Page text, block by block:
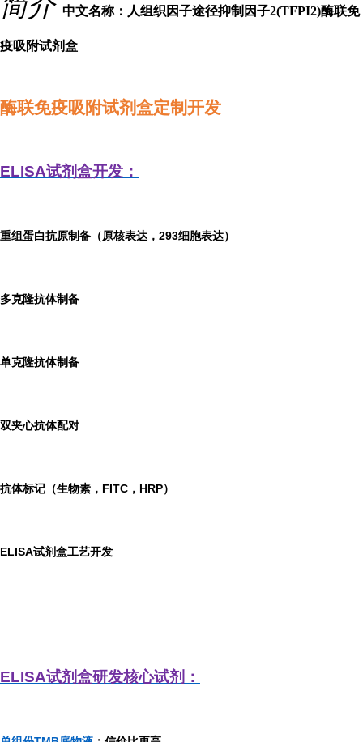
中文名称：人组织因子途径抑制因子2(TFPI2)酶联免
疫吸附试剂盒
酶联免疫吸附试剂盒定制开发
ELISA试剂盒开发：
重组蛋白抗原制备（原核表达，293细胞表达）
多克隆抗体制备
单克隆抗体制备
双夹心抗体配对
抗体标记（生物素，FITC，HRP）
ELISA试剂盒工艺开发
ELISA试剂盒研发核心试剂：